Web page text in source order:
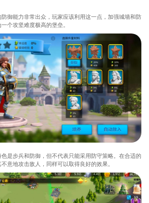
御能力非常出众，玩家应该利用这一点，加强城墙和防
个攻坚难度极高的堡垒。
是步兵和防御，但不代表只能采用防守策略。在合适的
意地攻击敌人，同样可以取得良好的效果。